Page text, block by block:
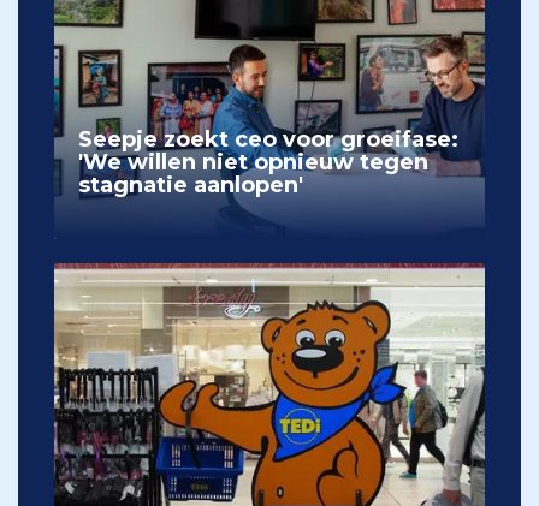
Seepje zoekt ceo voor groeifase:
'We willen niet opnieuw tegen
stagnatie aanlopen'